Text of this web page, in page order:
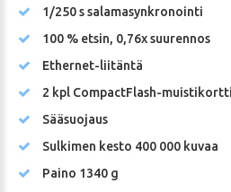
1/250 s salamasynkronointi
100 % etsin, 0,76x suurennos
Ethernet-liitäntä
2 kpl CompactFlash-
Sääsuojaus
Sulkimen kesto 400 000 kuvaa
Paino 1340 g